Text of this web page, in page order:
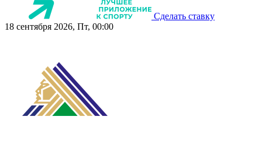
Сделать ставку
18 сентября 2026, Пт, 00:00